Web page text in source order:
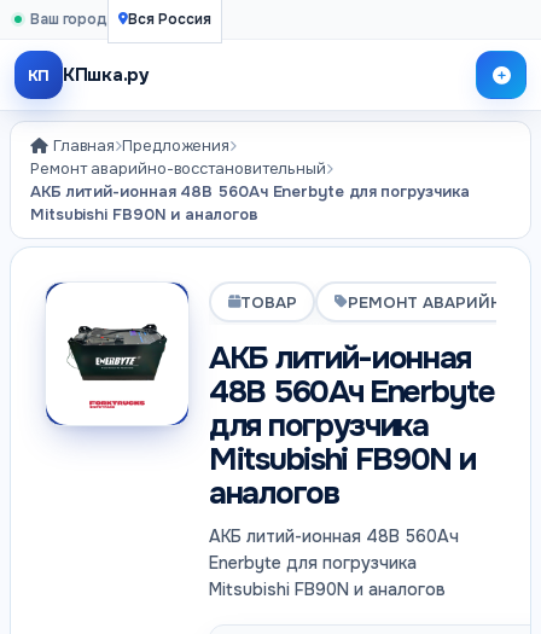
Ваш город Вся Россия
КП КПшка.ру
Главная Предложения
Ремонт аварийно-восстановительный
АКБ литий-ионная 48В 560Ач Enerbyte для погрузчика
Mitsubishi FB90N и аналогов
ТОВАР РЕМОНТ АВАРИЙНО-
АКБ литий-ионная
48В 560Ач Enerbyte
для погрузчика
Mitsubishi FB90N и
аналогов
АКБ литий-ионная 48В 560Ач
Enerbyte для погрузчика
Mitsubishi FB90N и аналогов